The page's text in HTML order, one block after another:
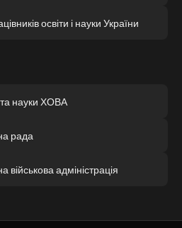
освіти і науки України
науки ХОВА
рада
адміністрація